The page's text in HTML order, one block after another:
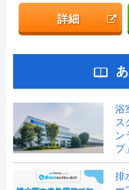
詳細
浴
ス
ン
プ」
排